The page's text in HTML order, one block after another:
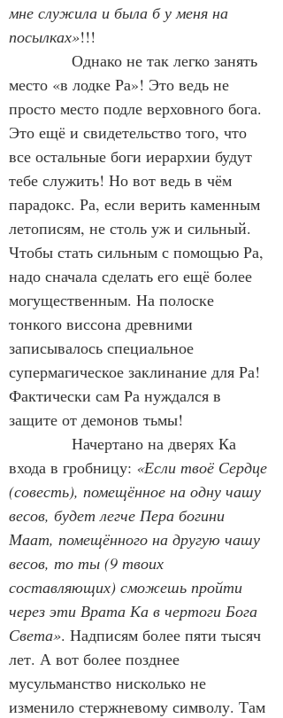
мне служила и была б у меня на
посылках»!!!
Однако не так легко занять
место «в лодке Ра»! Это ведь не
просто место подле верховного бога.
Это ещё и свидетельство того, что
все остальные боги иерархии будут
тебе служить! Но вот ведь в чём
парадокс. Ра, если верить каменным
летописям, не столь уж и сильный.
Чтобы стать сильным с помощью Ра,
надо сначала сделать его ещё более
могущественным. На полоске
тонкого виссона древними
записывалось специальное
супермагическое заклинание для Ра!
Фактически сам Ра нуждался в
защите от демонов тьмы!
Начертано на дверях Ка
входа в гробницу: «Если твоё Сердце
(совесть), помещённое на одну чашу
весов, будет легче Пера богини
Маат, помещённого на другую чашу
весов, то ты (9 твоих
составляющих) сможешь пройти
через эти Врата Ка в чертоги Бога
Света». Надписям более пяти тысяч
лет. А вот более позднее
мусульманство нисколько не
изменило стержневому символу. Там